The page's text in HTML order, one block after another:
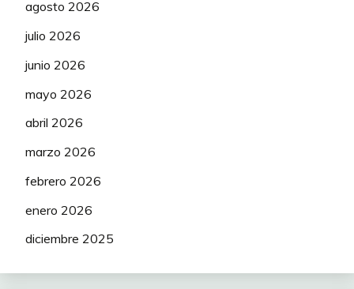
agosto 2026
julio 2026
junio 2026
mayo 2026
abril 2026
marzo 2026
febrero 2026
enero 2026
diciembre 2025